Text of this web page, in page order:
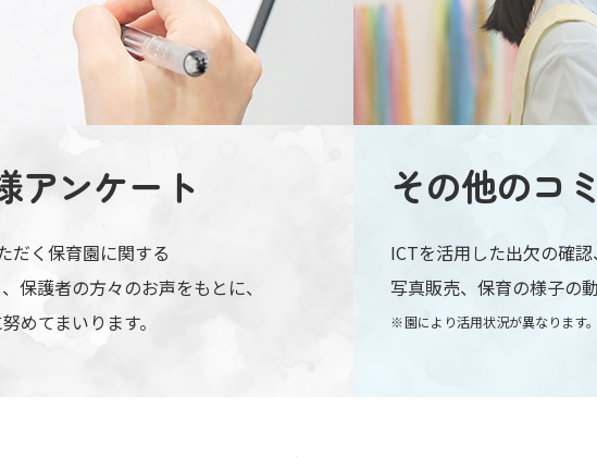
アンケート
だく保育園に関する
保護者の方々のお声をもとに、
めてまいります。
その他のコ
ICTを活用した出欠の確
写真販売、保育の様子の
園により活用状況が異なります